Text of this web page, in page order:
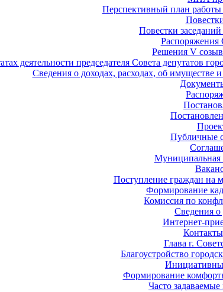
Перспективный план работы
Повестки
Распоряжения
Решения V
деятельности председателя Совета депутатов
Сведения о доходах, расходах, об имуществе
Публичные
Муниципальная
Поступление граждан на
Формирование
Комиссия по
Сведения о
Интернет-
Контакты
Глава г.
Благоустройство
Формирование
Часто